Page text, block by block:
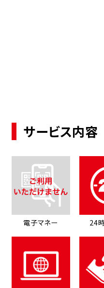
サービス内容
電子マネー 24